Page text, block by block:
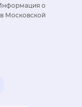
о
Московской